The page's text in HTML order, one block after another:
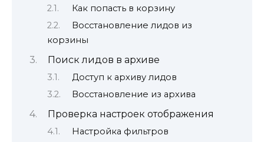
Как попасть в корзину
Восстановление лидов из
корзины
Поиск лидов в архиве
Доступ к архиву лидов
Восстановление из архива
Проверка настроек отображения
Настройка фильтров